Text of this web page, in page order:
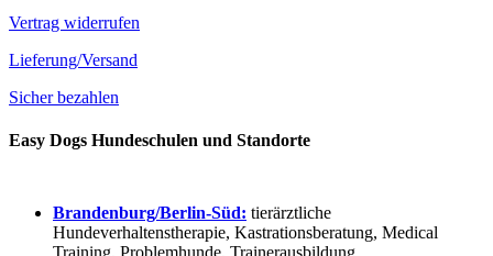
Vertrag widerrufen
Lieferung/Versand
Sicher bezahlen
Easy Dogs Hundeschulen und Standorte
Brandenburg/Berlin-Süd: tierärztliche
Hundeverhaltenstherapie, Kastrationsberatung, Medical
Training, Problemhunde, Trainerausbildung